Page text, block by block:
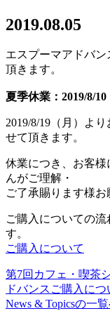
2019.08.05
エスプーマアドバ
頂きます。
夏季休業：2019/8/10
2019/8/19（月）よ
せて頂きます。
休業につき、お客
んがご理解・
ご了承賜ります様お
ご購入についての
す。
ご購入について
第7回カフェ・喫茶
ドバンスご購入に
News & Topicsの一